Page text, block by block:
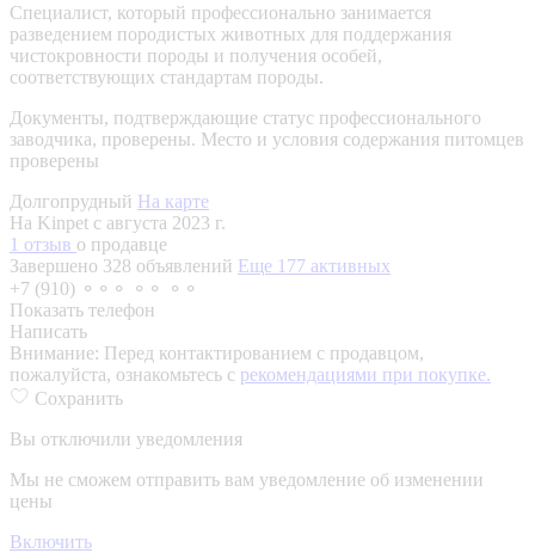
Специалист, который профессионально занимается
разведением породистых животных для поддержания
чистокровности породы и получения особей,
соответствующих стандартам породы.
Документы, подтверждающие статус профессионального
заводчика, проверены. Место и условия содержания питомцев
проверены
Долгопрудный На карте
На Kinpet c августа 2023 г.
1 отзыв о продавце
Завершено 328 объявлений Еще 177 активных
+7 (910) ⚬⚬⚬ ⚬⚬ ⚬⚬
Показать телефон
Написать
Внимание: Перед контактированием с продавцом,
пожалуйста, ознакомьтесь с рекомендациями при покупке.
Сохранить
Вы отключили уведомления
Мы не сможем отправить вам уведомление об изменении
цены
Включить